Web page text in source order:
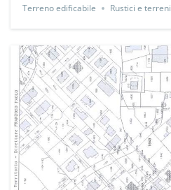
Terreno edificabile
Rustici e terreni